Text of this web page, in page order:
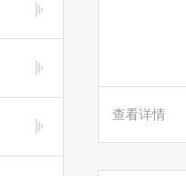
查看详情